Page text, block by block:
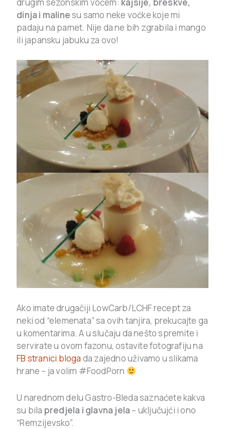
dinja i malinesu samo neke voćke koje mi
padaju na pamet. Nije da ne bih zgrabila i mango
ili japansku jabuku za ovo!
Ako imate drugačiji LowCarb/LCHF recept za
neki od “elemenata” sa ovih tanjira, prekucajte ga
u komentarima. A u slučaju da nešto spremite i
servirate u ovom fazonu, ostavite fotografiju na
FB stranici bloga da zajedno uživamo u slikama
hrane – ja volim #FoodPorn
U narednom delu Gastro-Bleda saznaćete kakva
su bila predjela i glavna jela – uključujći i ono
“Remzijevsko”.